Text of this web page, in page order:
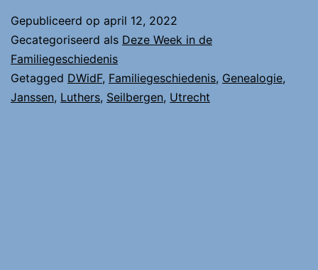
Seilbergen
Gepubliceerd op april 12, 2022
Gecategoriseerd als Deze Week in de
Familiegeschiedenis
Getagged DWidF, Familiegeschiedenis, Genealogie,
Janssen, Luthers, Seilbergen, Utrecht